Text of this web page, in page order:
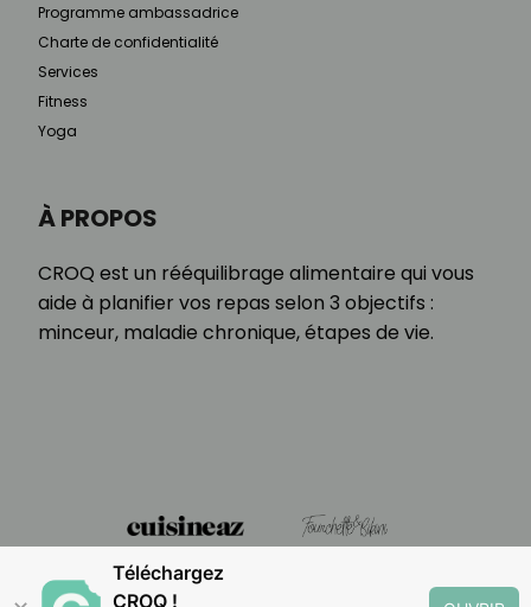
À PROPOS
CROQ est un rééquilibrage alimentaire qui vous
aide à planifier vos repas selon 3 objectifs :
minceur, maladie chronique, étapes de vie.
Programme ambassadrice
Charte de confidentialité
Services
Fitness
Yoga
Téléchargez
CROQ !